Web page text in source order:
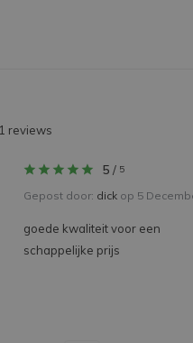
reviews
5 / 5
Gepost door: dick op 5
goede kwaliteit voor een
schappelijke prijs